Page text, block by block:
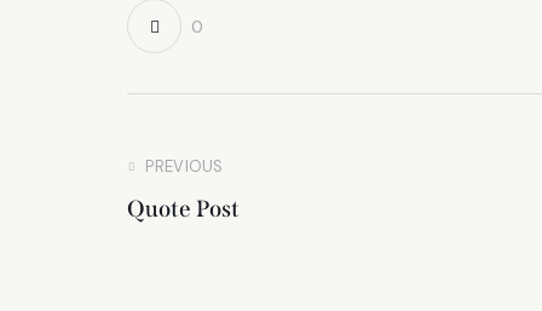
0
PREVIOUS
Quote Post